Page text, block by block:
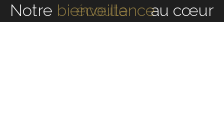
Notreécouteau cœur de
chaque réalisation